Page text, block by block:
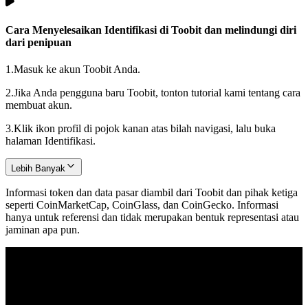
Cara Menyelesaikan Identifikasi di Toobit dan melindungi diri
dari penipuan
1.Masuk ke akun Toobit Anda.
2.Jika Anda pengguna baru Toobit, tonton tutorial kami tentang cara
membuat akun.
3.Klik ikon profil di pojok kanan atas bilah navigasi, lalu buka
halaman Identifikasi.
Lebih Banyak
Informasi token dan data pasar diambil dari Toobit dan pihak ketiga
seperti CoinMarketCap, CoinGlass, dan CoinGecko. Informasi
hanya untuk referensi dan tidak merupakan bentuk representasi atau
jaminan apa pun.